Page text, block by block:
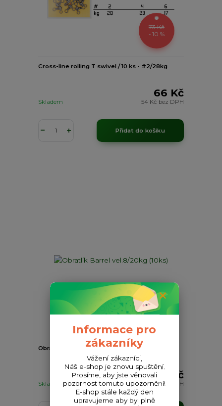
73 Kč
- 10 %
Cross-line rolling T swivel / 10 ks - #2/28kg
66 Kč
54 Kč bez DPH
Skladem
Přidat do košíku
Obratlík Barrel vel.8/20kg (10ks)
21 Kč
17 Kčbez DPH
Skladem
Informace pro
zákazníky
Vážení zákazníci,
Náš e-shop je znovu spuštění.
Prosíme, aby jste věnovali
pozornost tomuto upozornění!
E-shop stále každý den
upravujeme aby byl plně